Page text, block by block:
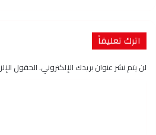
اترك تعليقاً
لن يتم نشر عنوان بريدك الإلكتروني.الحقول